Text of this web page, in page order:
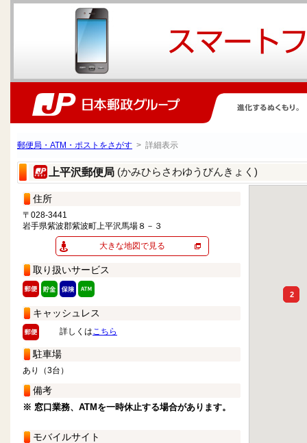
郵便局・ATM・ポストをさがす > 詳細表示
上平沢郵便局 (かみひらさわゆうびんきょく)
住所
〒028-3441
岩手県紫波郡紫波町上平沢馬場８－３
大きな地図で見る
取り扱いサービス
キャッシュレス
詳しくはこちら
駐車場
あり（3台）
備考
※ 窓口業務、ATMを一時休止する場合があります。
モバイルサイト
2